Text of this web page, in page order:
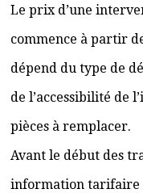
Le prix d’une
commence à partir
dépend du type de
de l’accessibilité de
pièces à remplacer.
Avant le début des
information tarifaire